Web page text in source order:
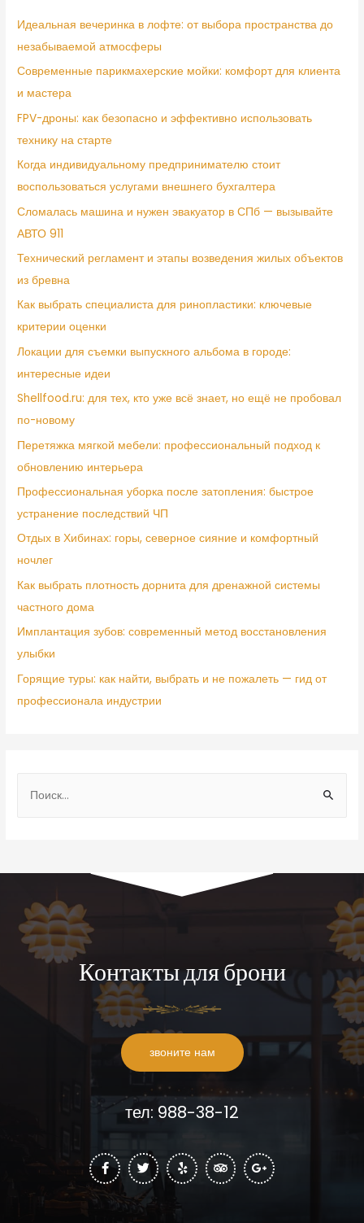
Идеальная вечеринка в лофте: от выбора пространства до
незабываемой атмосферы
Современные парикмахерские мойки: комфорт для клиента
и мастера
FPV-дроны: как безопасно и эффективно использовать
технику на старте
Когда индивидуальному предпринимателю стоит
воспользоваться услугами внешнего бухгалтера
Сломалась машина и нужен эвакуатор в СПб — вызывайте
АВТО 911
Технический регламент и этапы возведения жилых объектов
из бревна
Как выбрать специалиста для ринопластики: ключевые
критерии оценки
Локации для съемки выпускного альбома в городе:
интересные идеи
Shellfood.ru: для тех, кто уже всё знает, но ещё не пробовал
по-новому
Перетяжка мягкой мебели: профессиональный подход к
обновлению интерьера
Профессиональная уборка после затопления: быстрое
устранение последствий ЧП
Отдых в Хибинах: горы, северное сияние и комфортный
ночлег
Как выбрать плотность дорнита для дренажной системы
частного дома
Имплантация зубов: современный метод восстановления
улыбки
Горящие туры: как найти, выбрать и не пожалеть — гид от
профессионала индустрии
Контакты для брони
звоните нам
тел: 988-38-12